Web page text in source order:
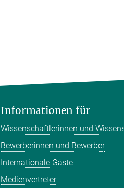
Informationen für
Wissenschaftlerinnen und
Bewerberinnen und Bewerber
Internationale Gäste
Medienvertreter